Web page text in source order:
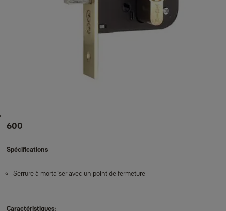
600
Spécifications
Serrure à mortaiser avec un point de fermeture
Caractéristiques: